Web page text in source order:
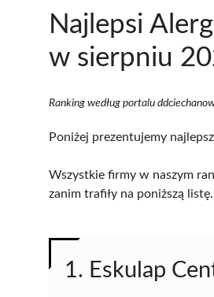
Najlepsi
w sierpniu
Ranking według portalu
Poniżej prezentujemy
Wszystkie firmy w naszym
zanim trafiły na poniższą
1. Eskulap